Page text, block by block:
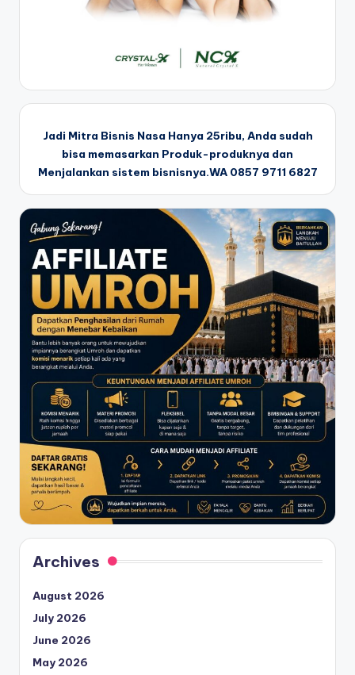
Jadi Mitra Bisnis Nasa Hanya 25ribu, Anda sudah
bisa memasarkan Produk-produknya dan
Menjalankan sistem bisnisnya.WA 0857 9711 6827
Archives
August 2026
July 2026
June 2026
May 2026